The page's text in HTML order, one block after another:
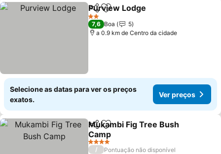
PartilharAdicionar aos favoritos
Purview Lodge
2 Estrelas
7,6 Boa
5
a 0.9 km de Centro da cidade
Selecione as datas para ver os preços
exatos.
Ver preços
PartilharAdicionar aos favoritos
Mukambi Fig Tree Bush
Camp
Ver preços
4 Estrelas
/
Pontuação não disponível